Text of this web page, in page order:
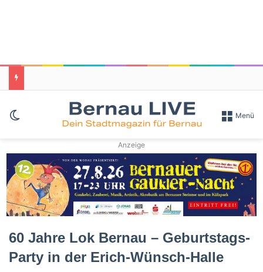
Skin umschalten Menü
Anzeige
60 Jahre Lok Bernau – Geburtstags-
Party in der Erich-Wünsch-Halle